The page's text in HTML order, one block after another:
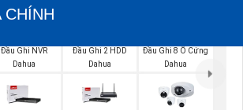
CHÍNH
Đầu Ghi NVR
Dahua
Đầu Ghi 2 HDD
Dahua
Đầu Ghi 8 Ổ Cứng
Dahua